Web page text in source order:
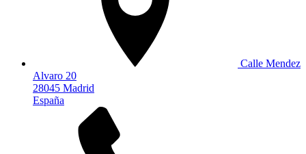
Calle Mendez
Alvaro 20
28045 Madrid
España